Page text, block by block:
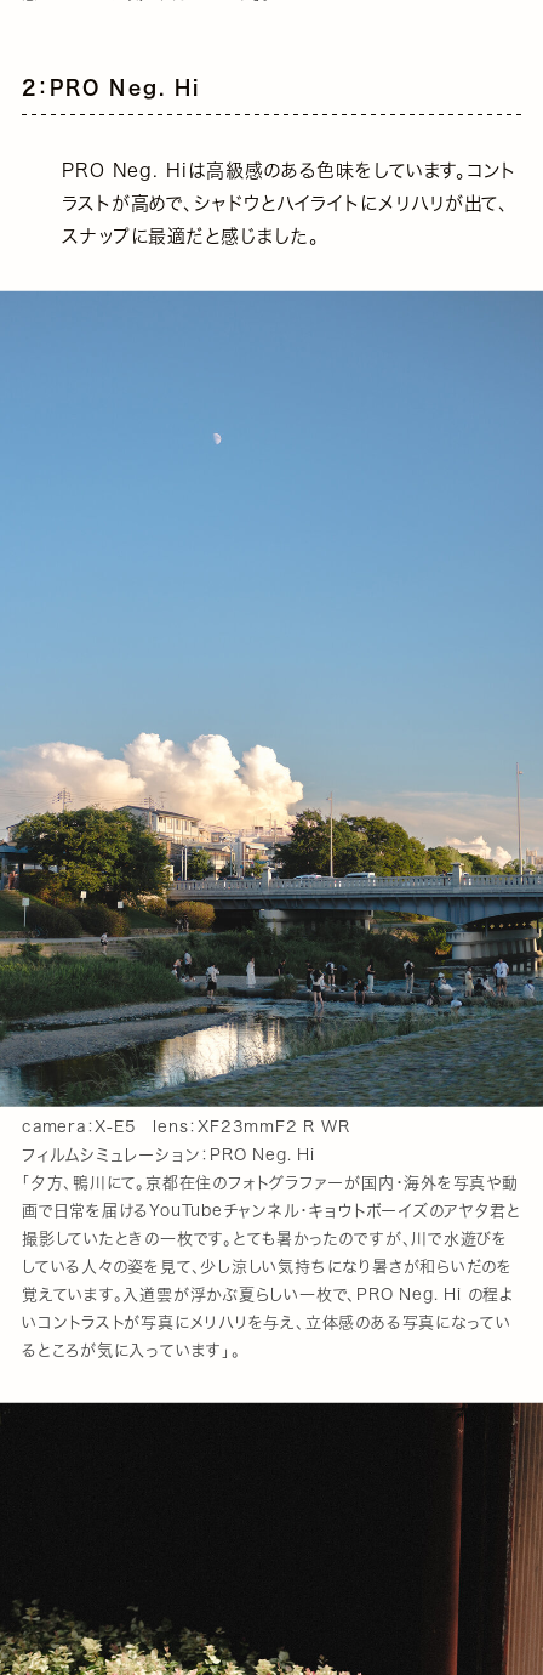
2：PRO Neg. Hi
PRO Neg. Hiは高級感のある色味をしています。コント
ラストが高めで、シャドウとハイライトにメリハリが出て、
スナップに最適だと感じました。
camera：X-E5 lens：XF23mmF2 R WR
フィルムシミュレーション：PRO Neg. Hi
「夕方、鴨川にて。京都在住のフォトグラファーが国内・海外を写真や動
画で日常を届けるYouTubeチャンネル・キョウトボーイズのアヤタ君と
撮影していたときの一枚です。とても暑かったのですが、川で水遊びを
している人々の姿を見て、少し涼しい気持ちになり暑さが和らいだのを
覚えています。入道雲が浮かぶ夏らしい一枚で、PRO Neg. Hi の程よ
いコントラストが写真にメリハリを与え、立体感のある写真になってい
るところが気に入っています」。